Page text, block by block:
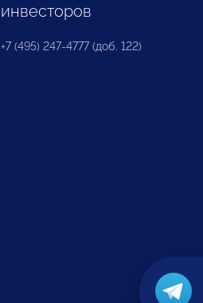
инвесторов
+7 (495) 247-4777 (доб. 122)